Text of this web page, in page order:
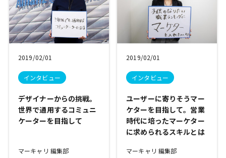
2019/02/01
インタビュー
デザイナーからの挑戦。
世界で通用するコミュニ
ケーターを目指して
マーキャリ 編集部
2019/02/01
インタビュー
ユーザーに寄りそうマー
ケターを目指して。営業
時代に培ったマーケター
に求められるスキルとは
マーキャリ 編集部